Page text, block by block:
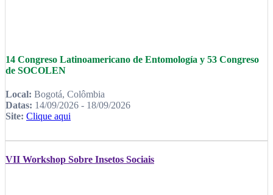
14 Congreso Latinoamericano de Entomología y 53 Congreso
de SOCOLEN
Local: Bogotá, Colômbia
Datas: 14/09/2026 - 18/09/2026
Site: Clique aqui
VII Workshop Sobre Insetos Sociais